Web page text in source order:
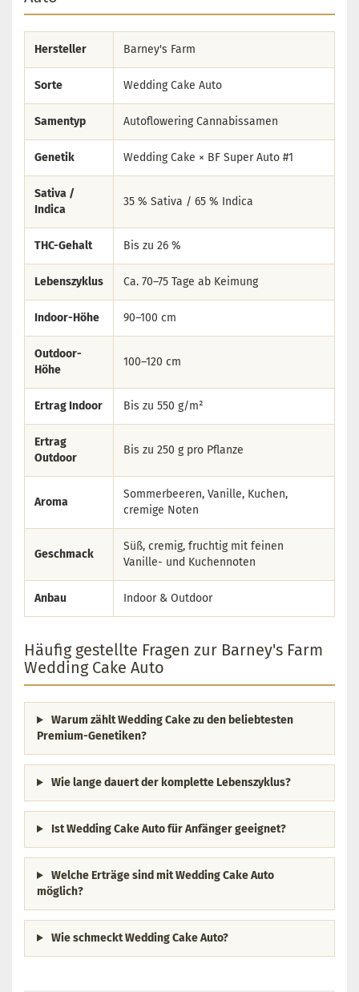
Hersteller Barney's Farm
Sorte Wedding Cake Auto
Samentyp Autoflowering Cannabissamen
Genetik Wedding Cake × BF Super Auto #1
Sativa /
Indica
35 % Sativa / 65 % Indica
THC-Gehalt Bis zu 26 %
Lebenszyklus Ca. 70–75 Tage ab Keimung
Indoor-Höhe 90–100 cm
Outdoor-
Höhe
100–120 cm
Ertrag Indoor Bis zu 550 g/m²
Ertrag
Outdoor
Bis zu 250 g pro Pflanze
Aroma
Sommerbeeren, Vanille, Kuchen,
cremige Noten
Geschmack
Süß, cremig, fruchtig mit feinen
Vanille- und Kuchennoten
Anbau Indoor & Outdoor
Häufig gestellte Fragen zur Barney's Farm
Wedding Cake Auto
Warum zählt Wedding Cake zu den beliebtesten
Premium-Genetiken?
Wie lange dauert der komplette Lebenszyklus?
Ist Wedding Cake Auto für Anfänger geeignet?
Welche Erträge sind mit Wedding Cake Auto
möglich?
Wie schmeckt Wedding Cake Auto?